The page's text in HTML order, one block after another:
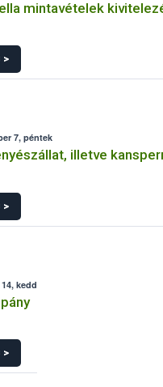
mintavételek
>
7, péntek
illetve
>
kedd
>